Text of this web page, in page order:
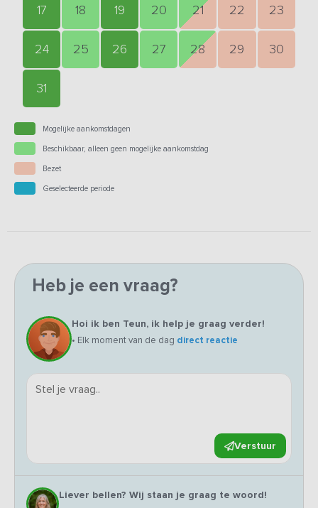
17 18 19 20 21 22 23
24 25 26 27 28 29 30
31
Mogelijke aankomstdagen
Beschikbaar, alleen geen mogelijke aankomstdag
Bezet
Geselecteerde periode
Heb je een vraag?
Hoi ik ben Teun, ik help je graag verder!
• Elk moment van de dag direct reactie
Verstuur
Liever bellen? Wij staan je graag te woord!